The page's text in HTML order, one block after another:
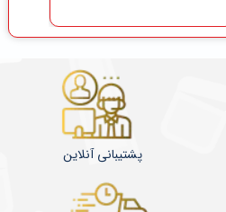
پشتیبانی آنلاین